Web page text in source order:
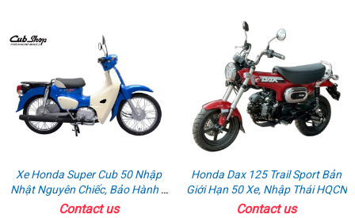
Xe Honda Super Cub 50 Nhập
Nhật Nguyên Chiếc, Bảo Hành 3
Năm
Contact us
Honda Dax 125 Trail Sport Bản
Giới Hạn 50 Xe, Nhập Thái HQCN
Contact us